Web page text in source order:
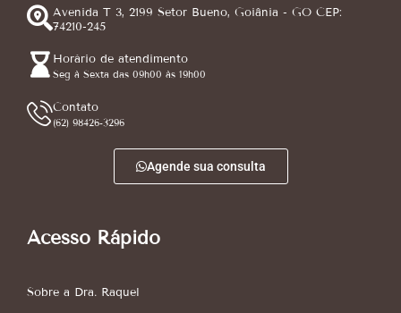
Avenida T 3, 2199 Setor Bueno, Goiânia - GO CEP:
74210-245
Horário de atendimento
Seg à Sexta das 09h00 às 19h00
Contato
(62) 98426-3296
Agende sua consulta
Acesso Rápido
Sobre a Dra. Raquel